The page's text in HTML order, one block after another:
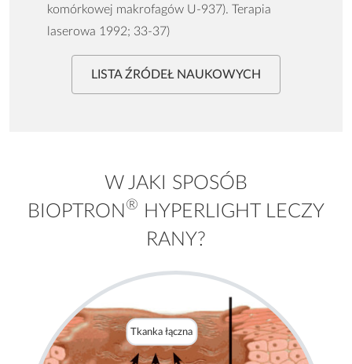
komórkowej makrofagów U-937). Terapia
laserowa 1992; 33-37)
LISTA ŹRÓDEŁ NAUKOWYCH
W JAKI SPOSÓB
BIOPTRON ®
HYPERLIGHT LECZY
RANY?
Tkanka łączna